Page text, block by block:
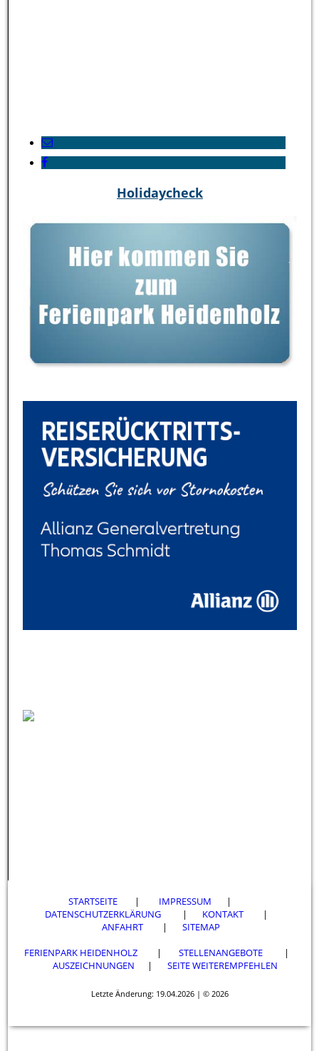
Holidaycheck
STARTSEITE | IMPRESSUM |
DATENSCHUTZERKLÄRUNG | KONTAKT |
ANFAHRT
| SITEMAP
FERIENPARK HEIDENHOLZ
| STELLENANGEBOTE|
AUSZEICHNUNGEN
| SEITE WEITEREMPFEHLEN
Letzte Änderung: 19.04.2026 | © 2026